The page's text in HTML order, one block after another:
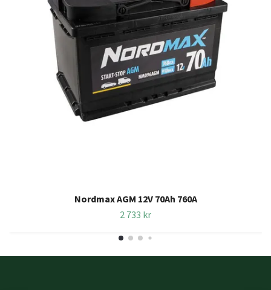
Nordmax AGM 12V 70Ah 760A
2 733 kr